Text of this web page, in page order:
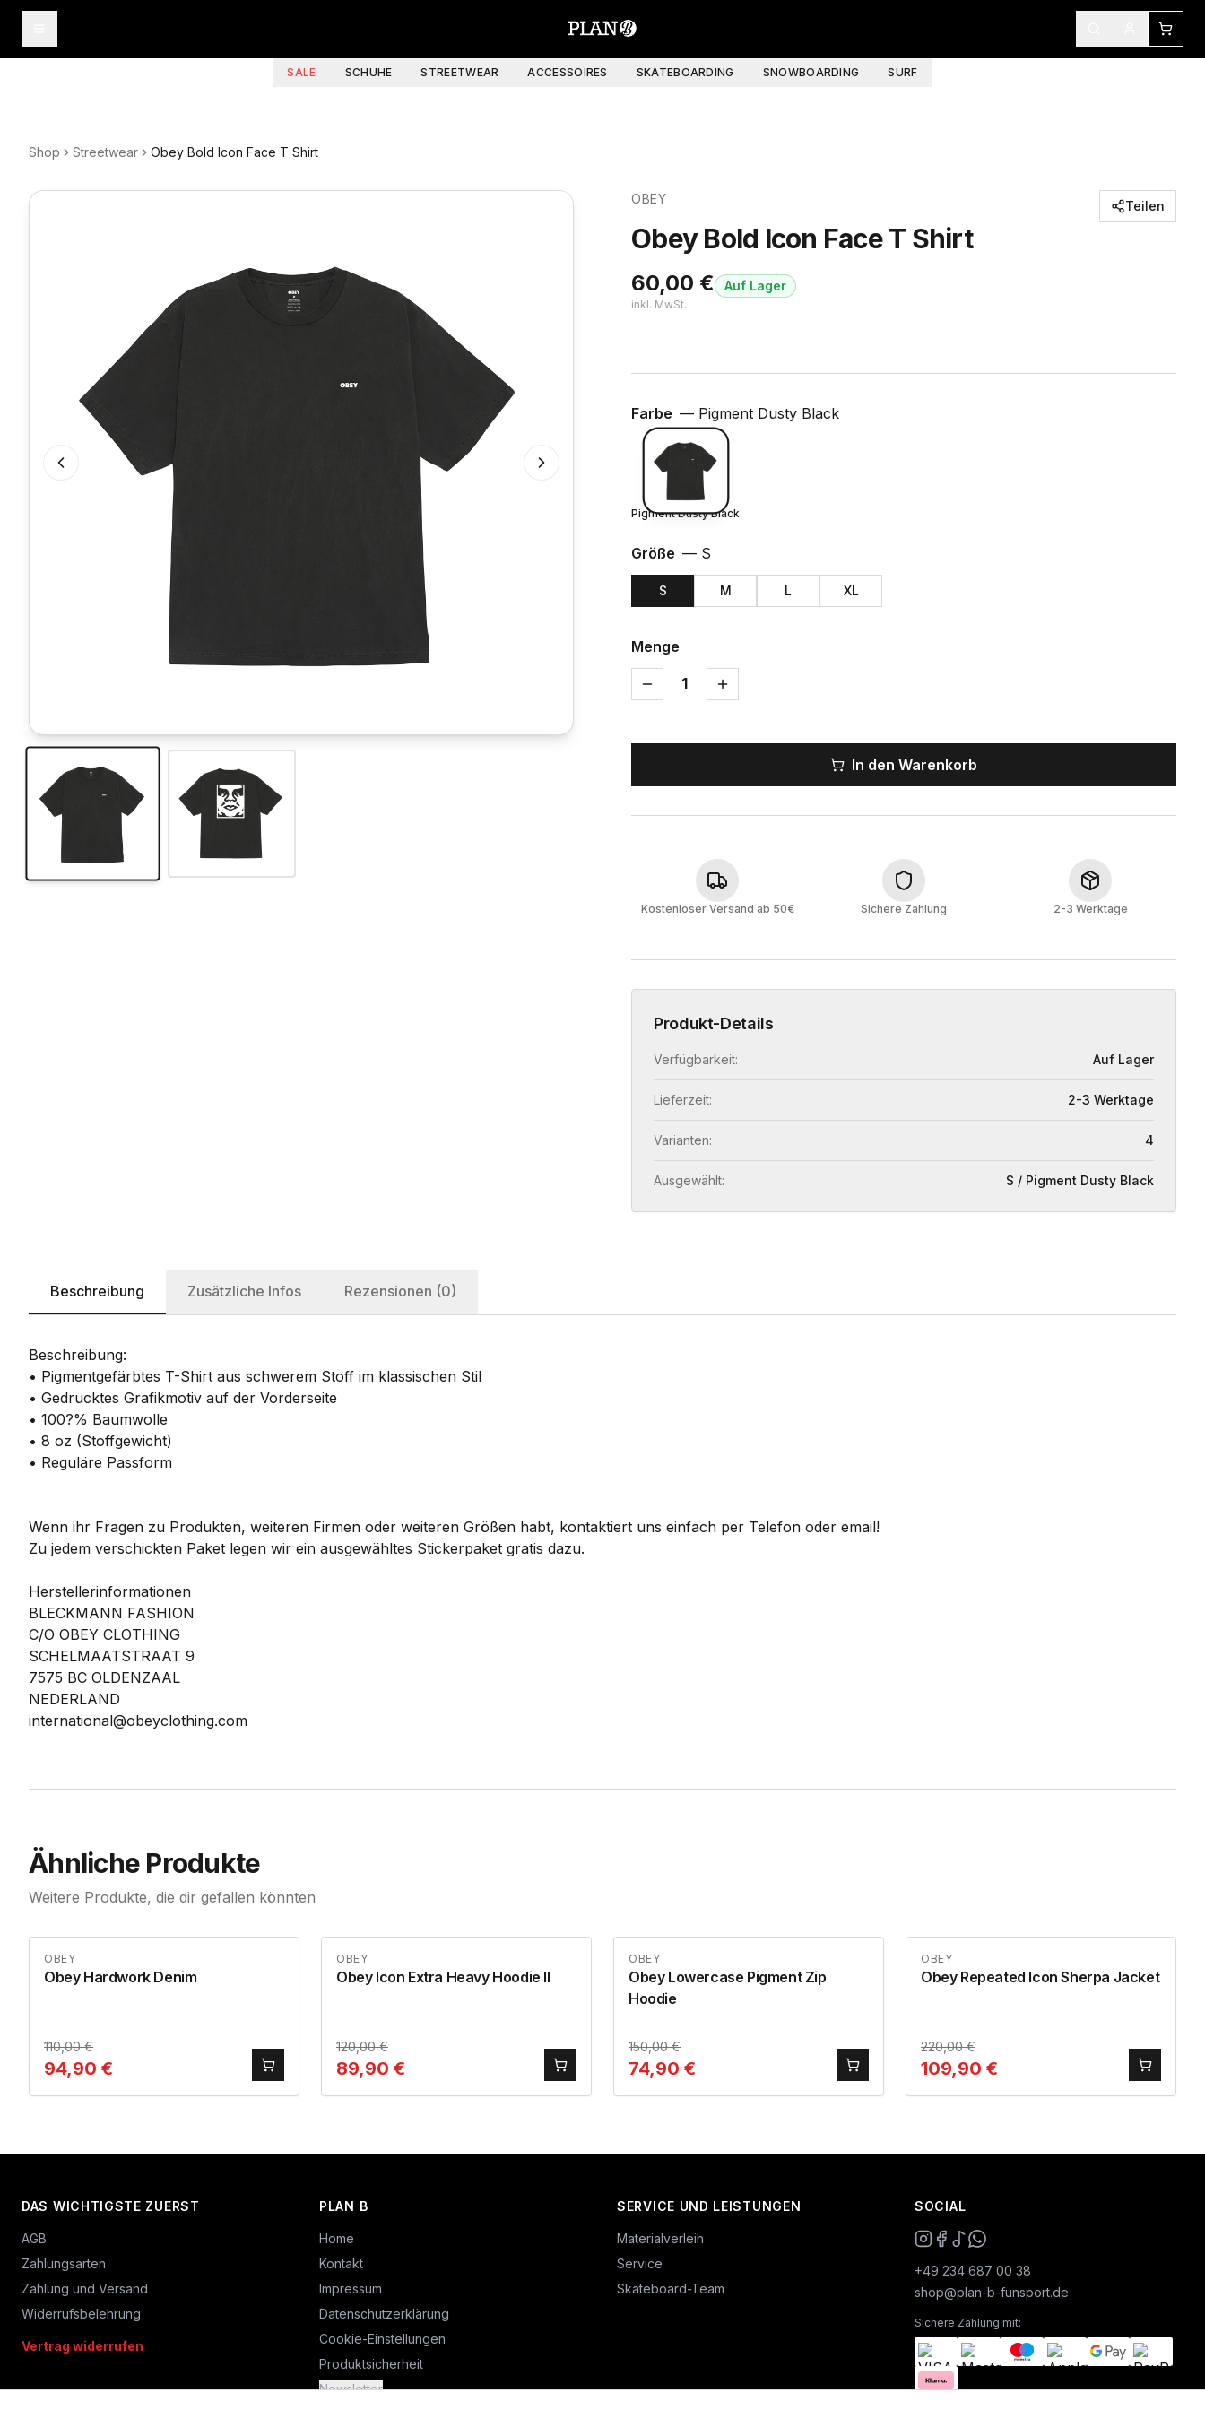
SALE SCHUHE STREETWEAR ACCESSOIRES SKATEBOARDING SNOWBOARDING SURF
Shop Streetwear Obey Bold Icon Face T Shirt
OBEY
Obey Bold Icon Face T Shirt
60,00 €
inkl. MwSt.
Auf Lager
Teilen
Farbe — Pigment Dusty Black
Pigment Dusty Black
Größe — S
S M L XL
Menge
1
In den Warenkorb
Kostenloser Versand ab 50€ Sichere Zahlung 2-3 Werktage
Produkt-Details
Verfügbarkeit: Auf Lager
Lieferzeit: 2-3 Werktage
Varianten: 4
Ausgewählt: S / Pigment Dusty Black
Beschreibung Zusätzliche Infos Rezensionen (0)
Beschreibung:
• Pigmentgefärbtes T-Shirt aus schwerem Stoff im klassischen Stil
• Gedrucktes Grafikmotiv auf der Vorderseite
• 100?% Baumwolle
• 8 oz (Stoffgewicht)
• Reguläre Passform
Wenn ihr Fragen zu Produkten, weiteren Firmen oder weiteren Größen habt, kontaktiert uns einfach per Telefon oder email!
Zu jedem verschickten Paket legen wir ein ausgewähltes Stickerpaket gratis dazu.
Herstellerinformationen
BLECKMANN FASHION
C/O OBEY CLOTHING
SCHELMAATSTRAAT 9
7575 BC OLDENZAAL
NEDERLAND
international@obeyclothing.com
Ähnliche Produkte
Weitere Produkte, die dir gefallen könnten
OBEY
Obey Hardwork Denim
110,00€
94,90 €
OBEY
Obey Icon Extra Heavy Hoodie II
120,00€
89,90 €
OBEY
Obey Lowercase Pigment Zip
Hoodie
150,00€
74,90 €
OBEY
Obey Repeated Icon Sherpa Jacket
220,00€
109,90 €
DAS WICHTIGSTE ZUERST
AGB
Zahlungsarten
Zahlung und Versand
Widerrufsbelehrung
Vertrag widerrufen
PLAN B
Home
Kontakt
Impressum
Datenschutzerklärung
Cookie-Einstellungen
Produktsicherheit
Newsletter
SERVICE UND LEISTUNGEN
Materialverleih
Service
Skateboard-Team
SOCIAL
+49 234 687 00 38
shop@plan-b-funsport.de
Sichere Zahlung mit: